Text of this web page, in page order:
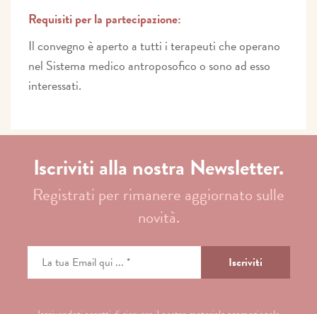
Requisiti per la partecipazione:
Il convegno è aperto a tutti i terapeuti che operano
nel Sistema medico antroposofico o sono ad esso
interessati.
Iscriviti alla nostra Newsletter.
Registrati per rimanere aggiornato sulle
novità.